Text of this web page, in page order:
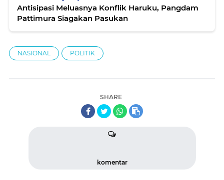
Antisipasi Meluasnya Konflik Haruku, Pangdam
Pattimura Siagakan Pasukan
NASIONAL POLITIK
SHARE
komentar